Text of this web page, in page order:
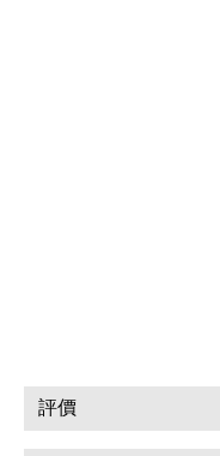
評價